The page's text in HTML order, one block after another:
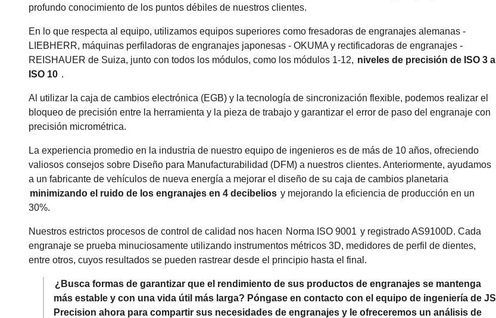
profundo conocimiento de los puntos débiles de nuestros clientes.
En lo que respecta al equipo, utilizamos equipos superiores como fresadoras de engranajes alemanas -
LIEBHERR, máquinas perfiladoras de engranajes japonesas - OKUMA y rectificadoras de engranajes -
REISHAUER de Suiza, junto con todos los módulos, como los módulos 1-12, niveles de precisión de ISO 3 a
ISO 10 .
Al utilizar la caja de cambios electrónica (EGB) y la tecnología de sincronización flexible, podemos realizar el
bloqueo de precisión entre la herramienta y la pieza de trabajo y garantizar el error de paso del engranaje con
precisión micrométrica.
La experiencia promedio en la industria de nuestro equipo de ingenieros es de más de 10 años, ofreciendo
valiosos consejos sobre Diseño para Manufacturabilidad (DFM) a nuestros clientes. Anteriormente, ayudamos
a un fabricante de vehículos de nueva energía a mejorar el diseño de su caja de cambios planetaria
minimizando el ruido de los engranajes en 4 decibelios y mejorando la eficiencia de producción en un
30%.
Nuestros estrictos procesos de control de calidad nos hacen Norma ISO 9001 y registrado AS9100D. Cada
engranaje se prueba minuciosamente utilizando instrumentos métricos 3D, medidores de perfil de dientes,
entre otros, cuyos resultados se pueden rastrear desde el principio hasta el final.
¿Busca formas de garantizar que el rendimiento de sus productos de engranajes se mantenga
más estable y con una vida útil más larga? Póngase en contacto con el equipo de ingeniería de JS
Precision ahora para compartir sus necesidades de engranajes y le ofreceremos un análisis de